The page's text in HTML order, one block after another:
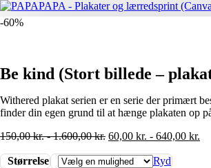
-60%
Be kind (Stort billede –
Withered plakat serien er en serie der primært
finder din egen grund til at hænge plakaten op
150,00kr.-1.600,00kr. 60,00 kr. - 640,00 kr.
Størrelse
Ryd